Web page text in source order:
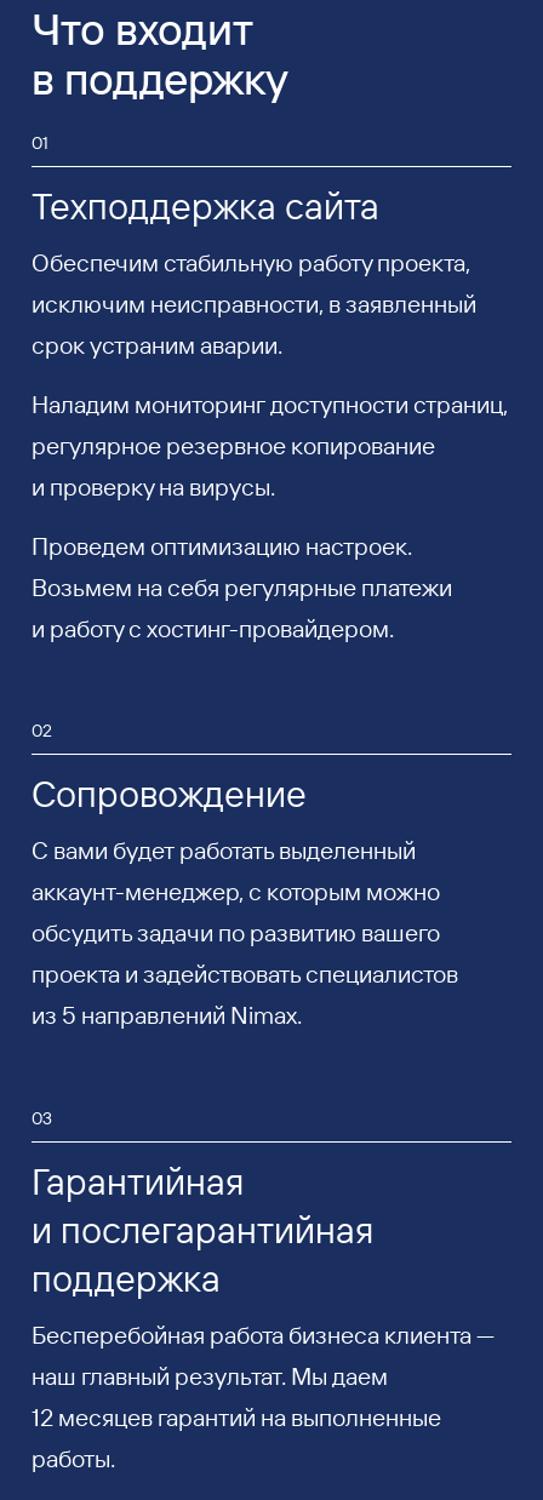
Что входит
в поддержку
01
Техподдержка сайта
Обеспечим стабильную работу проекта,
исключим неисправности, в заявленный
срок устраним аварии.
Наладим мониторинг доступности страниц,
регулярное резервное копирование
и проверку на вирусы.
Проведем оптимизацию настроек.
Возьмем на себя регулярные платежи
и работу с хостинг-провайдером.
02
Сопровождение
С вами будет работать выделенный
аккаунт-менеджер, с которым можно
обсудить задачи по развитию вашего
проекта и задействовать специалистов
из 5 направлений Nimax.
03
Гарантийная
и послегарантийная
поддержка
Бесперебойная работа бизнеса клиента —
наш главный результат. Мы даем
12 месяцев гарантий на выполненные
работы.